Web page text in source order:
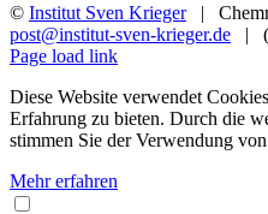
© Institut Sven Krieger|
post@institut-sven-krieger.de |
Facebook
YouTube
Instagram
Rss
Page load link
Diese Website verwendet
Erfahrung zu bieten. Durch die
stimmen Sie der Verwendung
Mehr erfahren